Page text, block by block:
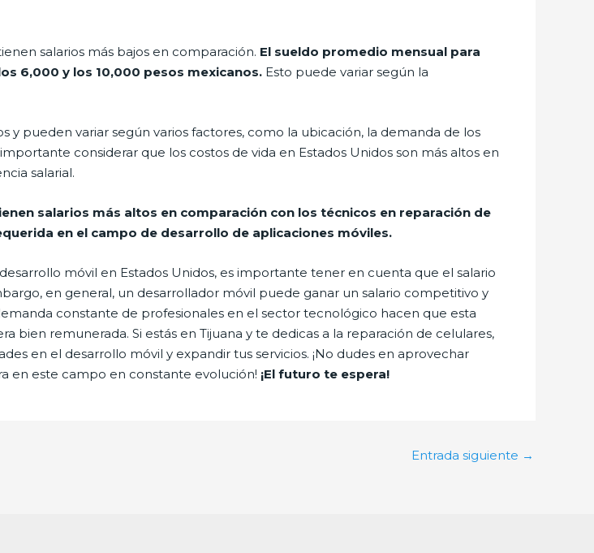
salarios más bajos en comparación. El sueldo promedio mensual para
6,000 y los 10,000 pesos mexicanos. Esto puede variar según la
pueden variar según varios factores, como la ubicación, la demanda de los
considerar que los costos de vida en Estados Unidos son más altos en
salarial.
salarios más altos en comparación con los técnicos en reparación de
en el campo de desarrollo de aplicaciones móviles.
móvil en Estados Unidos, es importante tener en cuenta que el salario
en general, un desarrollador móvil puede ganar un salario competitivo y
constante de profesionales en el sector tecnológico hacen que esta
remunerada. Si estás en Tijuana y te dedicas a la reparación de celulares,
en el desarrollo móvil y expandir tus servicios. ¡No dudes en aprovechar
en este campo en constante evolución! ¡El futuro te espera!
Entrada siguiente →